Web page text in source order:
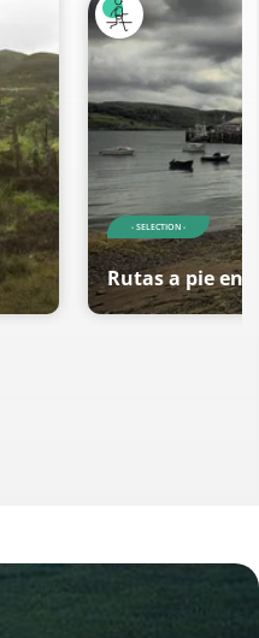
- SELECTION -
Rutas a pie en